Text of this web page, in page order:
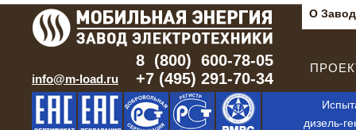
О
info@m-load.ru
8 (800) 600-78-05
+7 (495) 291-70-34
дизель-